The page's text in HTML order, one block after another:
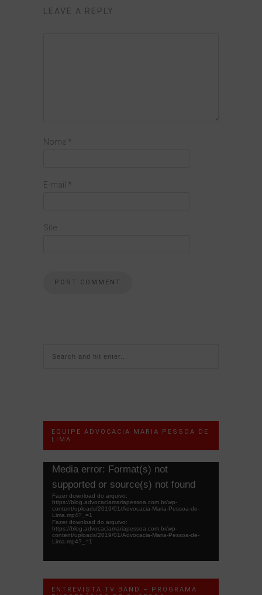
LEAVE A REPLY
Nome *
E-mail *
Site
EQUIPE ADVOCACIA MARIA PESSOA DE
LIMA
Tocador
vídeo
Media error: Format(s) not
supported or source(s) not found
Fazer download do arquivo:
https://blog.advocaciamariapessoa.com.br/wp-
content/uploads/2019/01/Advocacia-Maria-Pessoa-de-
Lima.mp4?_=1
Fazer download do arquivo:
https://blog.advocaciamariapessoa.com.br/wp-
content/uploads/2019/01/Advocacia-Maria-Pessoa-de-
Lima.mp4?_=1
ENTREVISTA TV BAND – PROGRAMA